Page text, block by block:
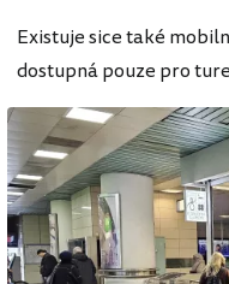
Existuje sice také
dostupná pouze pro